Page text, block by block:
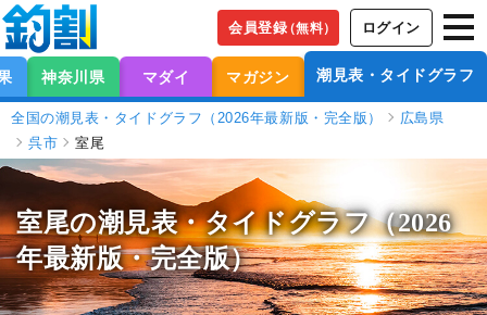
会員登録（無料） ログイン
神奈川県 マダイ マガジン 潮見表・タイドグラフ
全国の潮見表・タイドグラフ（2026年最新版・完全版）
広島県
呉市
室尾
室尾の潮見表・タイドグラフ（2026
年最新版・完全版）